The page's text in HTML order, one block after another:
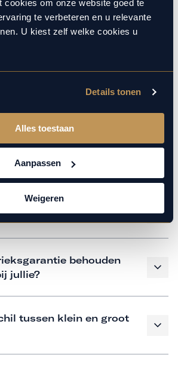
cookies om onze website goed te
te verbeteren en u relevante
U kiest zelf welke cookies u
Details tonen
Alles toestaan
Aanpassen
Weigeren
op hetzelfde niveau als een
van de fabrieksgarantie. Kom
werkplaats voor een APK of een
onderhoud mijn
en wanneer?
mogelijk?
behouden
jullie?
tussen klein en groot